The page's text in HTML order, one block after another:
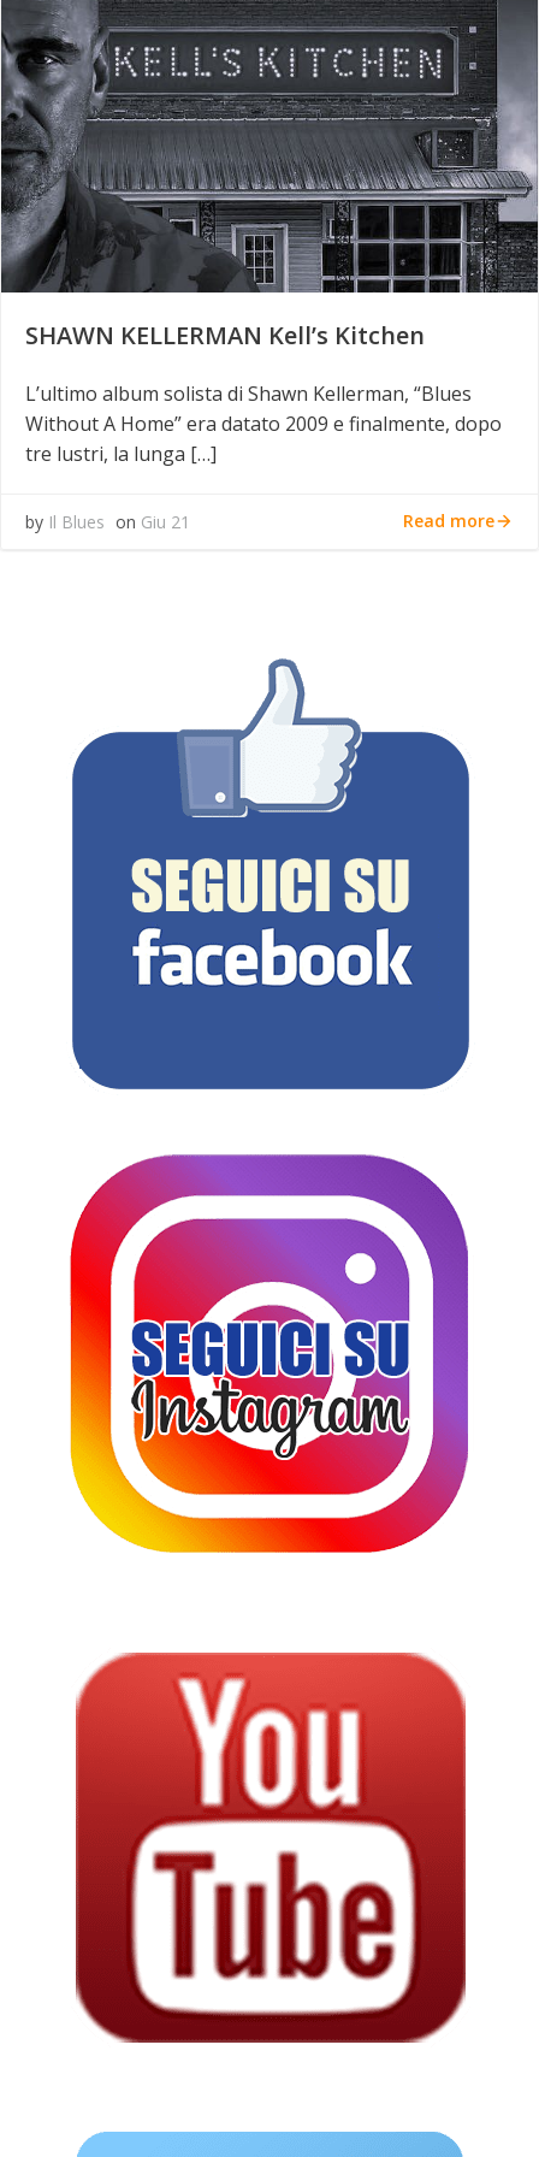
SHAWN KELLERMAN Kell’s Kitchen
L’ultimo album solista di Shawn Kellerman, “Blues
Without A Home” era datato 2009 e finalmente, dopo
tre lustri, la lunga […]
by Il Blues on Giu 21 Read more